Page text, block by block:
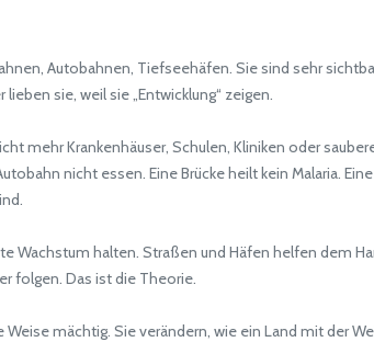
Autobahnen, Tiefseehäfen. Sie sind sehr
sie, weil sie „Entwicklung“ zeigen.
mehr Krankenhäuser, Schulen, Kliniken oder
nicht essen. Eine Brücke heilt kein Malaria.
halten. Straßen und Häfen helfen dem
folgen. Das ist die Theorie.
mächtig. Sie verändern, wie ein Land mit der